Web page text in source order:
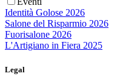
Identità Golose 2026
Salone del Risparmio 2026
Fuorisalone 2026
L'Artigiano in Fiera 2025
Legal